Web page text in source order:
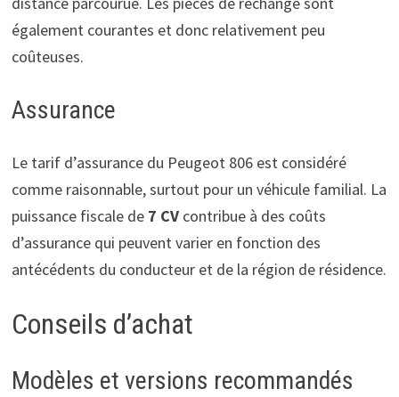
également courantes et donc relativement peu
coûteuses.
Assurance
Le tarif d’assurance du Peugeot 806 est considéré
comme raisonnable, surtout pour un véhicule familial. La
puissance fiscale de 7 CVcontribue à des coûts
d’assurance qui peuvent varier en fonction des
antécédents du conducteur et de la région de résidence.
Conseils d’achat
Modèles et versions recommandés